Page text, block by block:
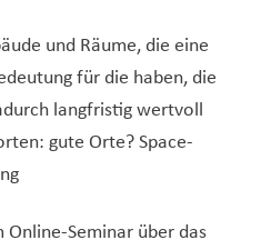
und Räume, die eine
für die haben, die
langfristig wertvoll
gute Orte? Space-
Online-Seminar über das